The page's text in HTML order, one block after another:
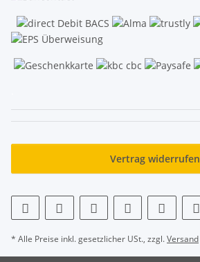
Vertrag widerrufen
* Alle Preise inkl. gesetzlicher USt., zzgl.Versand